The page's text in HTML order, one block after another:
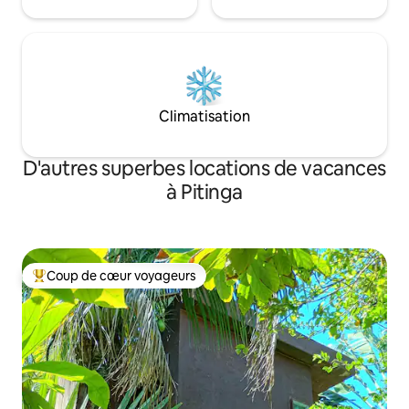
Climatisation
D'autres superbes locations de vacances
à Pitinga
Coup de cœur voyageurs parmi les plus aimés
Coup de cœur voyageurs